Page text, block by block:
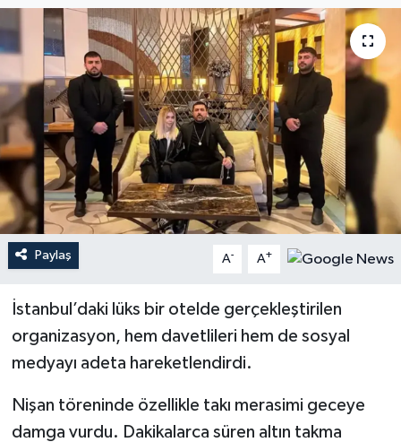
Paylaş A- A+
İstanbul’daki lüks bir otelde gerçekleştirilen
organizasyon, hem davetlileri hem de sosyal
medyayı adeta hareketlendirdi.
Nişan töreninde özellikle takı merasimi geceye
damga vurdu. Dakikalarca süren altın takma